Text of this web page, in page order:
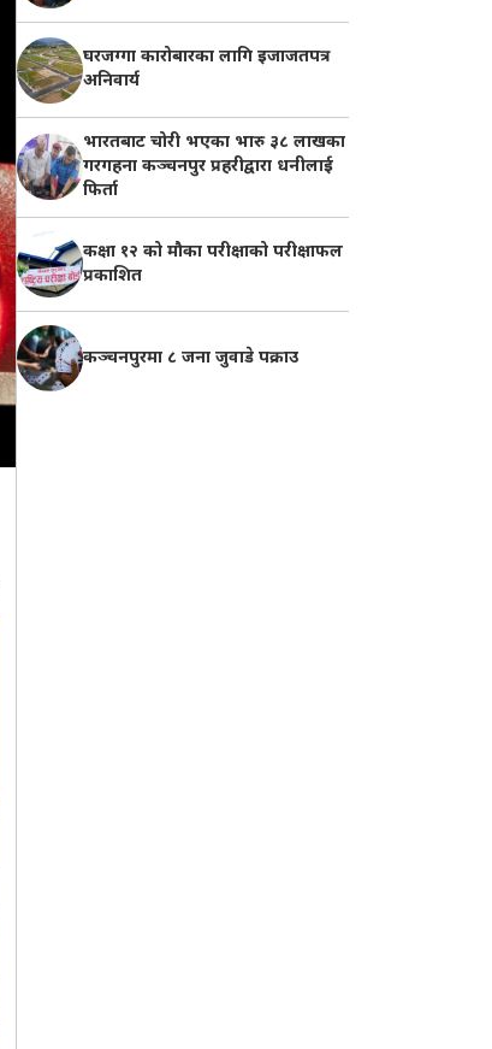
घरजग्गा कारोबारका लागि इजाजतपत्र
अनिवार्य
भारतबाट चोरी भएका भारु ३८ लाखका
गरगहना कञ्चनपुर प्रहरीद्वारा धनीलाई
फिर्ता
कक्षा १२ को मौका परीक्षाको परीक्षाफल
प्रकाशित
कञ्चनपुरमा ८ जना जुवाडे पक्राउ